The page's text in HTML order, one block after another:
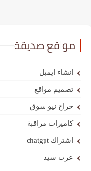
مواقع صديقة
انشاء ايميل
تصميم مواقع
حراج نيو سوق
كاميرات مراقبة
اشتراك chatgpt
عرب سيد